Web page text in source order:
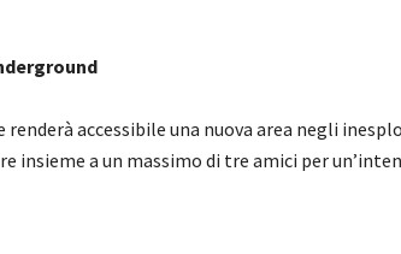
renderà accessibile una nuova area negli
insieme a un massimo di tre amici per